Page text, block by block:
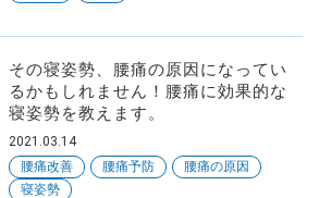
フォローしてね
その寝姿勢、腰痛の原因になってい
るかもしれません！腰痛に効果的な
寝姿勢を教えます。
2021.03.14
腰痛改善
腰痛予防
腰痛の原因
寝姿勢